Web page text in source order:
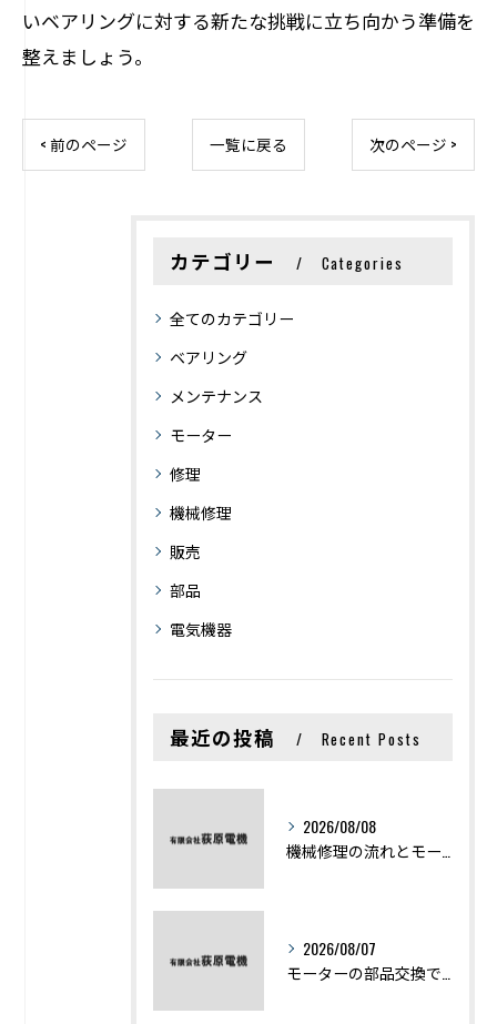
いベアリングに対する新たな挑戦に立ち向かう準備を
整えましょう。
< 前のページ 一覧に戻る 次のページ >
カテゴリー Categories
全てのカテゴリー
ベアリング
メンテナンス
モーター
修理
機械修理
販売
部品
電気機器
最近の投稿 Recent Posts
2026/08/08
2026/08/07